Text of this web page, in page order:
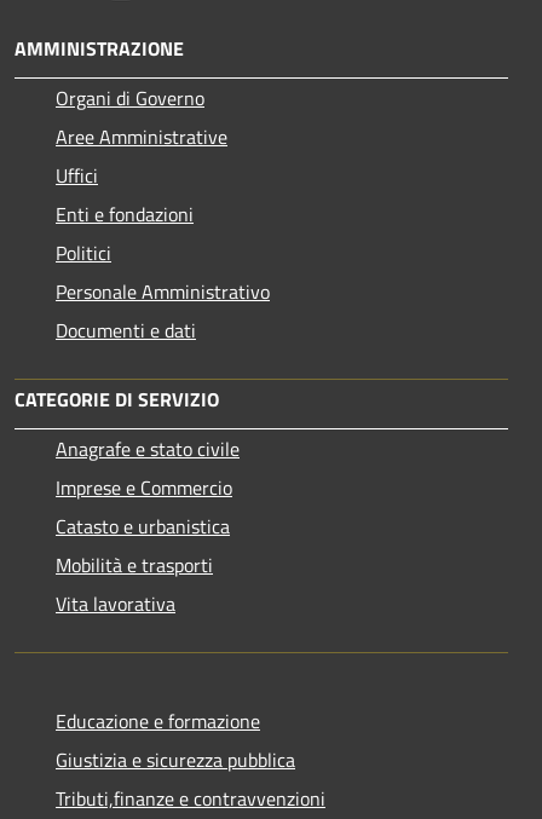
AMMINISTRAZIONE
Organi di Governo
Aree Amministrative
Uffici
Enti e fondazioni
Politici
Personale Amministrativo
Documenti e dati
CATEGORIE DI SERVIZIO
Anagrafe e stato civile
Imprese e Commercio
Catasto e urbanistica
Mobilità e trasporti
Vita lavorativa
Educazione e formazione
Giustizia e sicurezza pubblica
Tributi,finanze e contravvenzioni